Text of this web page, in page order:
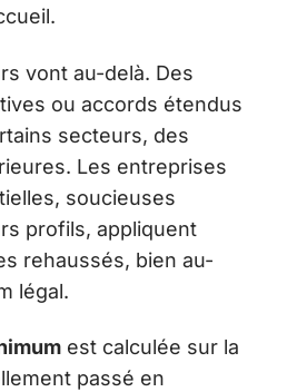
vont au-delà. Des
ou accords étendus
secteurs, des
Les entreprises
soucieuses
profils, appliquent
rehaussés, bien au-
légal.
est calculée sur la
passé en